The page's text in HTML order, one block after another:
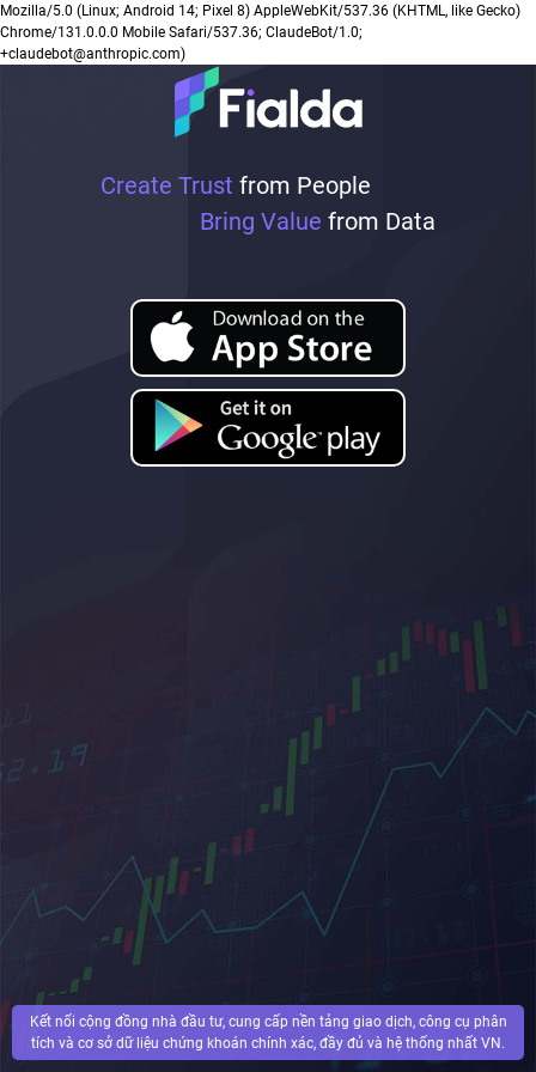
Create Trust from People
Bring Value from Data
Kết nối cộng đồng nhà đầu tư, cung cấp nền tảng giao dịch, công cụ phân
tích và cơ sở dữ liệu chứng khoán chính xác, đầy đủ và hệ thống nhất VN.
Mozilla/5.0 (Linux; Android 14; Pixel 8) AppleWebKit/537.36 (KHTML, like Gecko)
Chrome/131.0.0.0 Mobile Safari/537.36; ClaudeBot/1.0;
+claudebot@anthropic.com)